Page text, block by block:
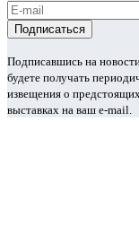
Подписавшись на
будете получать
извещения о
выставках на ваш e-mail.